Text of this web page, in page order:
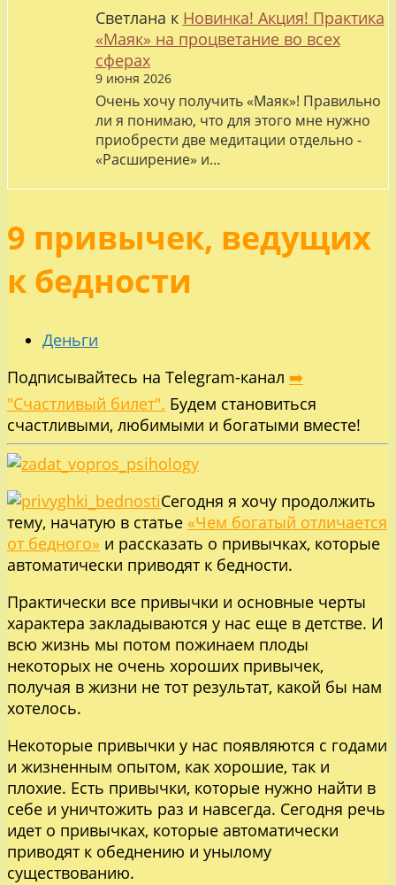
Светлана к Новинка! Акция! Практика
«Маяк» на процветание во всех
сферах
9 июня 2026
Очень хочу получить «Маяк»! Правильно
ли я понимаю, что для этого мне нужно
приобрести две медитации отдельно -
«Расширение» и…
9 привычек, ведущих
к бедности
Деньги
Подписывайтесь на Telegram-канал ➡️
"Счастливый билет". Будем становиться
счастливыми, любимыми и богатыми вместе!
Сегодня я хочу продолжить
тему, начатую в статье «Чем богатый отличается
от бедного» и рассказать о привычках, которые
автоматически приводят к бедности.
Практически все привычки и основные черты
характера закладываются у нас еще в детстве. И
всю жизнь мы потом пожинаем плоды
некоторых не очень хороших привычек,
получая в жизни не тот результат, какой бы нам
хотелось.
Некоторые привычки у нас появляются с годами
и жизненным опытом, как хорошие, так и
плохие. Есть привычки, которые нужно найти в
себе и уничтожить раз и навсегда. Сегодня речь
идет о привычках, которые автоматически
приводят к обеднению и унылому
существованию.